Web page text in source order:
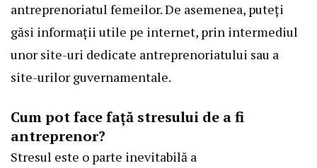
antreprenoriatul femeilor. De asemenea, puteți
găsi informații utile pe internet, prin intermediul
unor site-uri dedicate antreprenoriatului sau a
site-urilor guvernamentale.
Cum pot face față stresului de a fi
antreprenor?
Stresul este o parte inevitabilă a